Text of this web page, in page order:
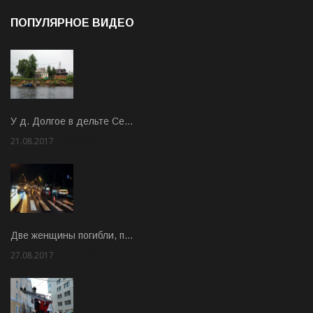
ПОПУЛЯРНОЕ ВИДЕО
У д. Долгое в дельте Се…
21.08.2017
Две женщины погибли, п…
27.08.2017